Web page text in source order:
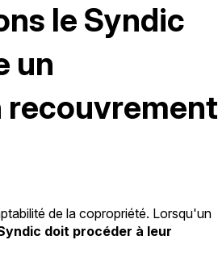
le Syndic
un
de la copropriété. Lorsqu'un
doit procéder à leur